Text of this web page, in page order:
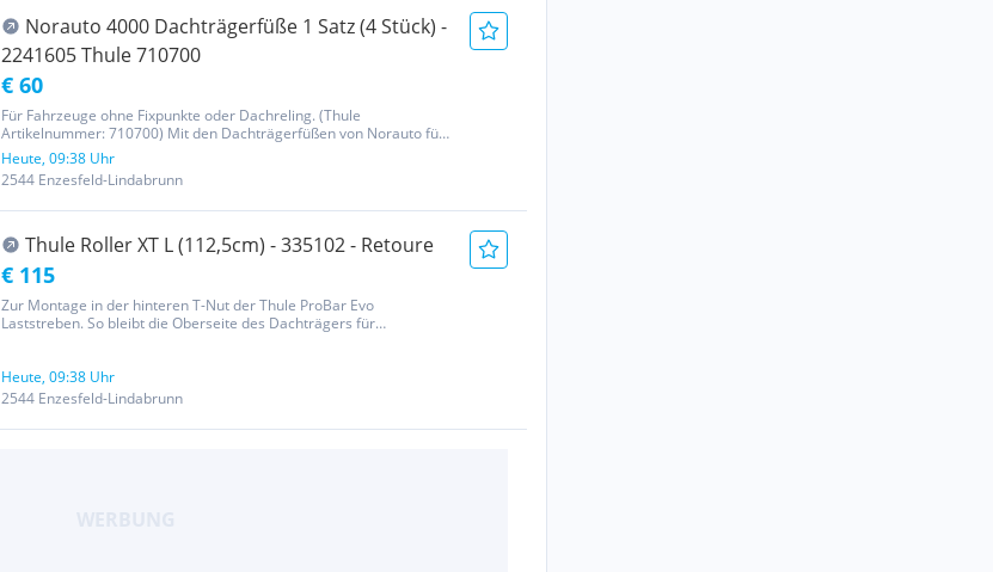
Norauto 4000 Dachträgerfüße 1 Satz (4 Stück) -
2241605 Thule 710700
€ 60
Für Fahrzeuge ohne Fixpunkte oder Dachreling. (Thule
Artikelnummer: 710700) Mit den Dachträgerfüßen von Norauto für
Fahrzeuge ohne Fixpunkte oder integrierter Dachreling können Sie
Ihre Dachträger sicher und einfach auf Ihrem Fahrzeugdach
anbringen. Die...
Heute, 09:38 Uhr
2544 Enzesfeld-Lindabrunn
Thule Roller XT L (112,5cm) - 335102 - Retoure
€ 115
Zur Montage in der hinteren T-Nut der Thule ProBar Evo
Laststreben. So bleibt die Oberseite des Dachträgers für
Thule ProBar...
Heute, 09:38 Uhr
2544 Enzesfeld-Lindabrunn